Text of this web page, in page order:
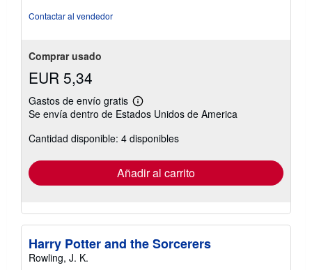
Contactar al vendedor
Comprar usado
EUR 5,34
Gastos de envío gratis
Más
información
las
tarifas
envío
Se envía dentro de Estados Unidos de America
Cantidad disponible: 4 disponibles
Añadir al carrito
Harry Potter and the Sorcerers
Rowling, J. K.